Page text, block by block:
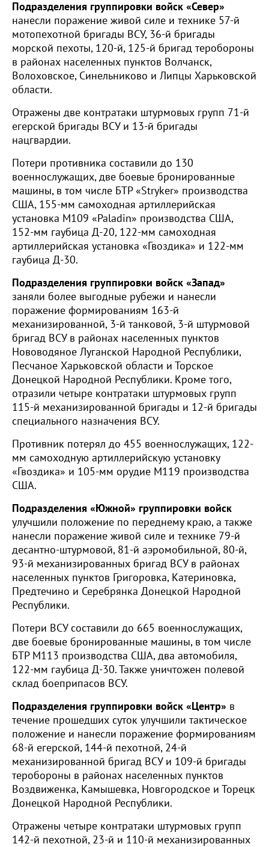
Подразделения группировки войск «Север»
нанесли поражение живой силе и технике 57-й
мотопехотной бригады ВСУ, 36-й бригады
морской пехоты, 120-й, 125-й бригад теробороны
в районах населенных пунктов Волчанск,
Волоховское, Синельниково и Липцы Харьковской
области.
Отражены две контратаки штурмовых групп 71-й
егерской бригады ВСУ и 13-й бригады
нацгвардии.
Потери противника составили до 130
военнослужащих, две боевые бронированные
машины, в том числе БТР «Stryker» производства
США, 155-мм самоходная артиллерийская
установка М109 «Paladin» производства США,
152-мм гаубица Д-20, 122-мм самоходная
артиллерийская установка «Гвоздика» и 122-мм
гаубица Д-30.
Подразделения группировки войск «Запад»
заняли более выгодные рубежи и нанесли
поражение формированиям 163-й
механизированной, 3-й танковой, 3-й штурмовой
бригад ВСУ в районах населенных пунктов
Нововодяное Луганской Народной Республики,
Песчаное Харьковской области и Торское
Донецкой Народной Республики. Кроме того,
отразили четыре контратаки штурмовых групп
115-й механизированной бригады и 12-й бригады
специального назначения ВСУ.
Противник потерял до 455 военнослужащих, 122-
мм самоходную артиллерийскую установку
«Гвоздика» и 105-мм орудие М119 производства
США.
Подразделения «Южной» группировки войск
улучшили положение по переднему краю, а также
нанесли поражение живой силе и технике 79-й
десантно-штурмовой, 81-й аэромобильной, 80-й,
93-й механизированных бригад ВСУ в районах
населенных пунктов Григоровка, Катериновка,
Предтечино и Серебрянка Донецкой Народной
Республики.
Потери ВСУ составили до 665 военнослужащих,
две боевые бронированные машины, в том числе
БТР М113 производства США, два автомобиля,
122-мм гаубица Д-30. Также уничтожен полевой
склад боеприпасов ВСУ.
Подразделения группировки войск «Центр» в
течение прошедших суток улучшили тактическое
положение и нанесли поражение формированиям
68-й егерской, 144-й пехотной, 24-й
механизированной бригад ВСУ и 109-й бригады
теробороны в районах населенных пунктов
Воздвиженка, Камышевка, Новгородское и Торецк
Донецкой Народной Республики.
Отражены четыре контратаки штурмовых групп
142-й пехотной, 23-й и 110-й механизированных